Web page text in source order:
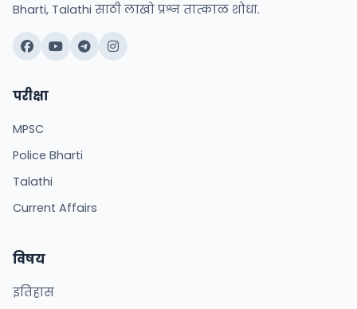
Bharti, Talathi साठी लाखो प्रश्न तात्काळ शोधा.
परीक्षा
MPSC
Police Bharti
Talathi
Current Affairs
विषय
इतिहास